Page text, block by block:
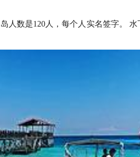
数是120人，每个人实名签字。